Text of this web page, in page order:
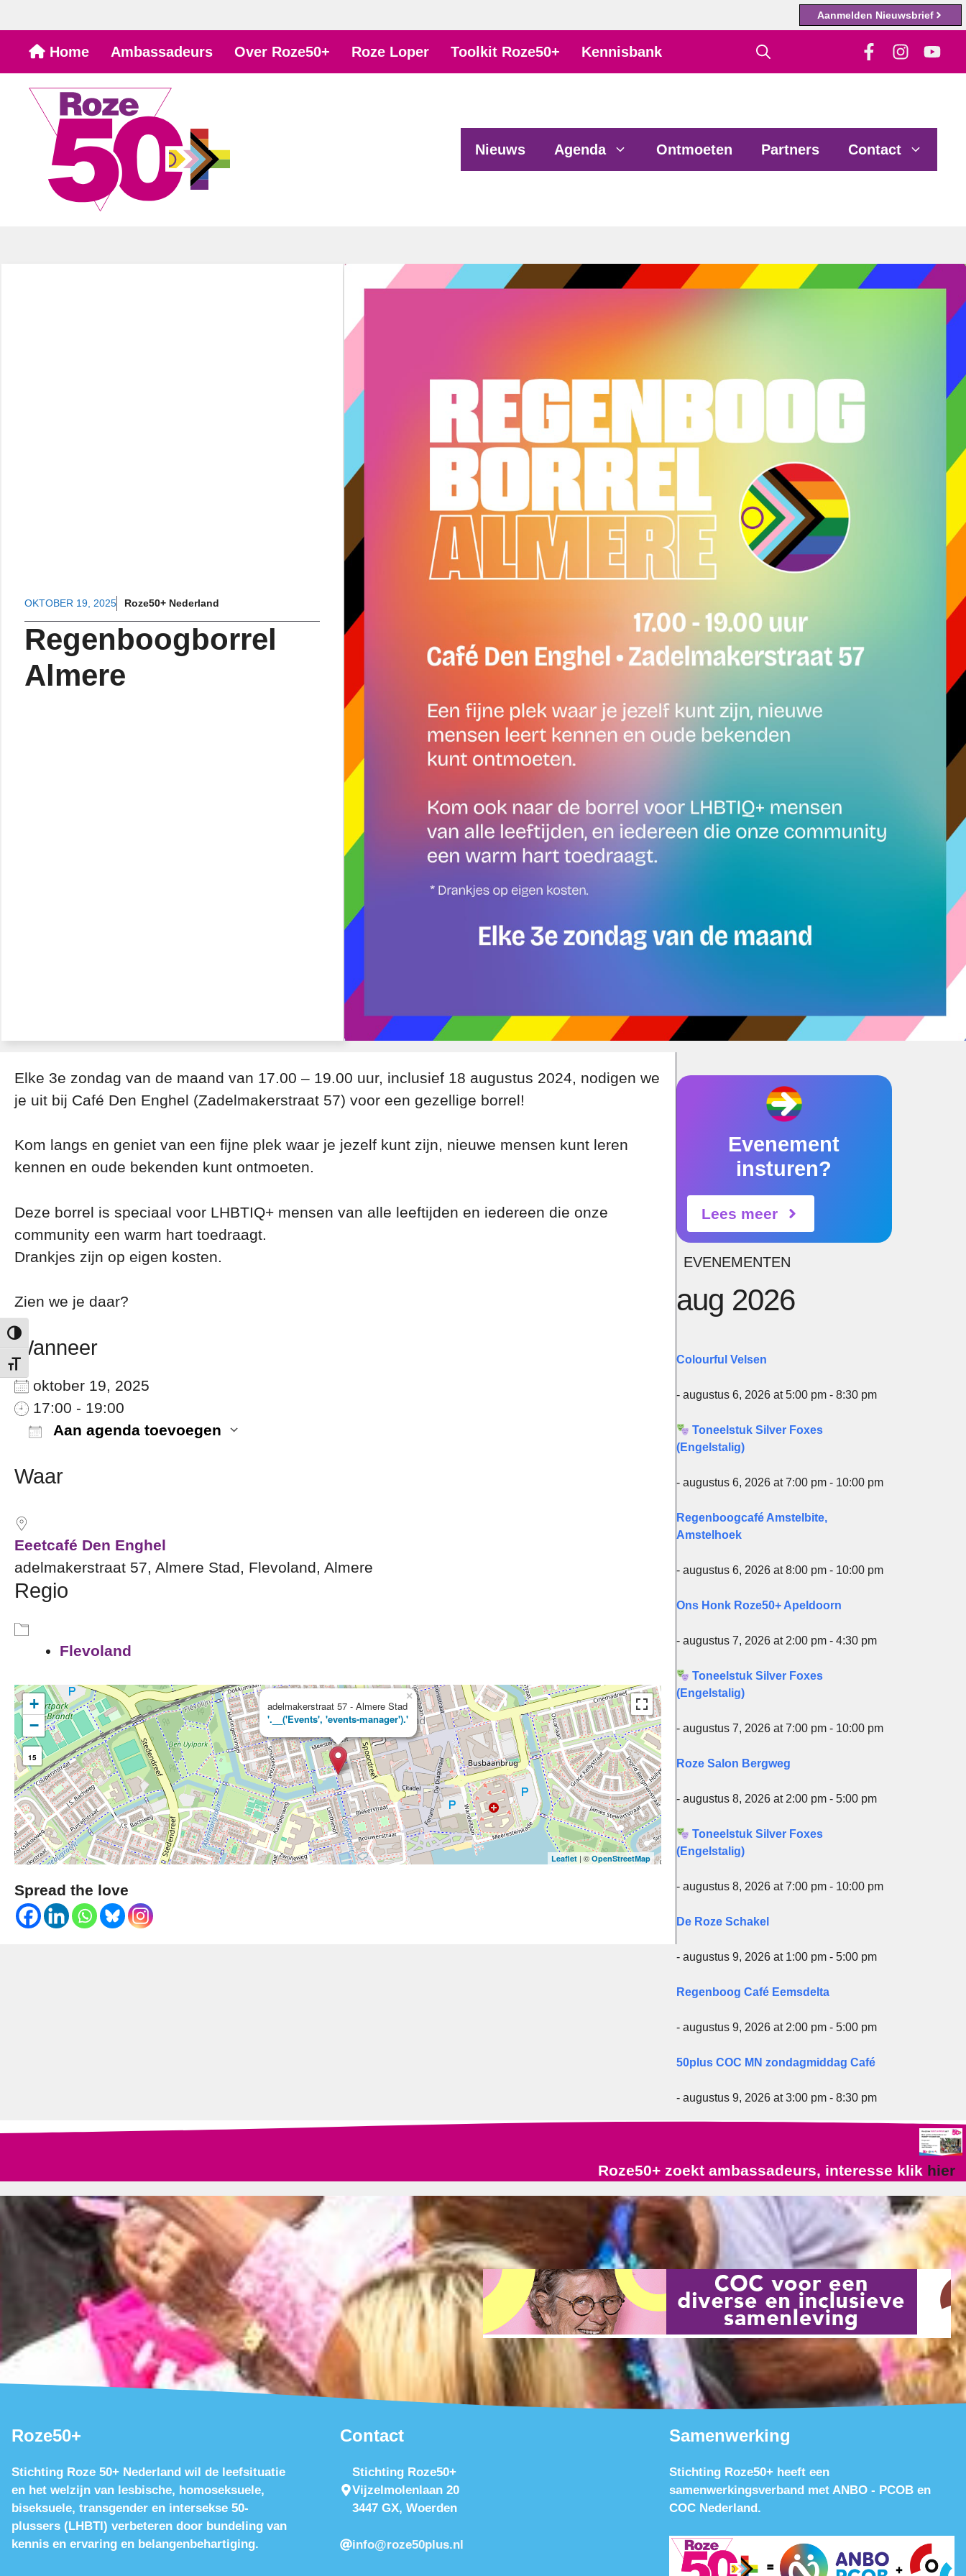
Keuze voor hoog contrast
Kies grootte van het lettertype
Aanmelden Nieuwsbrief
naar
inhoud
Home Ambassadeurs Over Roze50+ Roze Loper Toolkit Roze50+ Kennisbank
Nieuws Agenda Ontmoeten Partners Contact
OKTOBER 19, 2025 Roze50+ Nederland
Regenboogborrel
Almere
Elke 3e zondag van de maand van 17.00 – 19.00 uur, inclusief 18 augustus 2024, nodigen we
je uit bij Café Den Enghel (Zadelmakerstraat 57) voor een gezellige borrel!
Kom langs en geniet van een fijne plek waar je jezelf kunt zijn, nieuwe mensen kunt leren
kennen en oude bekenden kunt ontmoeten.
Deze borrel is speciaal voor LHBTIQ+ mensen van alle leeftijden en iedereen die onze
community een warm hart toedraagt.
Drankjes zijn op eigen kosten.
Zien we je daar?
Wanneer
oktober 19, 2025
17:00 - 19:00
Aan agenda toevoegen
Office 365
Waar
Eeetcafé Den Enghel
adelmakerstraat 57, Almere Stad, Flevoland, Almere
Regio
Flevoland
adelmakerstraat 57 - Almere Stad
'.__('Events', 'events-manager').'
×
+
−
15
Leaflet| © OpenStreetMap
Spread the love
Evenement
insturen?
Lees meer
EVENEMENTEN
aug 2026
Colourful Velsen
- augustus 6, 2026 at 5:00 pm - 8:30 pm
Toneelstuk Silver Foxes
(Engelstalig)
- augustus 6, 2026 at 7:00 pm - 10:00 pm
Regenboogcafé Amstelbite,
Amstelhoek
- augustus 6, 2026 at 8:00 pm - 10:00 pm
Ons Honk Roze50+ Apeldoorn
- augustus 7, 2026 at 2:00 pm - 4:30 pm
Toneelstuk Silver Foxes
(Engelstalig)
- augustus 7, 2026 at 7:00 pm - 10:00 pm
Roze Salon Bergweg
- augustus 8, 2026 at 2:00 pm - 5:00 pm
Toneelstuk Silver Foxes
(Engelstalig)
- augustus 8, 2026 at 7:00 pm - 10:00 pm
De Roze Schakel
- augustus 9, 2026 at 1:00 pm - 5:00 pm
Regenboog Café Eemsdelta
- augustus 9, 2026 at 2:00 pm - 5:00 pm
50plus COC MN zondagmiddag Café
- augustus 9, 2026 at 3:00 pm - 8:30 pm
Roze50+ zoekt ambassadeurs, interesse klik hier
Roze50+
Stichting Roze 50+ Nederland wil de leefsituatie
en het welzijn van lesbische, homoseksuele,
biseksuele, transgender en intersekse 50-
plussers (LHBTI) verbeteren door bundeling van
kennis en ervaring en belangenbehartiging.
Contact
Stichting Roze50+
Vijzelmolenlaan 20
3447 GX, Woerden
info@roze50plus.nl
Samenwerking
Stichting Roze50+ heeft een
samenwerkingsverband met ANBO - PCOB en
COC Nederland.